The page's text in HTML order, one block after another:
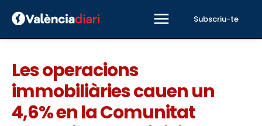
Subscriu-te
Les operacions
immobiliàries cauen un
4,6% en la Comunitat